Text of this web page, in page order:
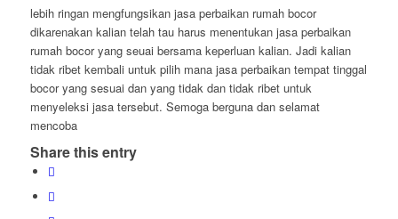
lebih ringan mengfungsikan jasa perbaikan rumah bocor
dikarenakan kalian telah tau harus menentukan jasa perbaikan
rumah bocor yang seuai bersama keperluan kalian. Jadi kalian
tidak ribet kembali untuk pilih mana jasa perbaikan tempat tinggal
bocor yang sesuai dan yang tidak dan tidak ribet untuk
menyeleksi jasa tersebut. Semoga berguna dan selamat
mencoba
Share this entry